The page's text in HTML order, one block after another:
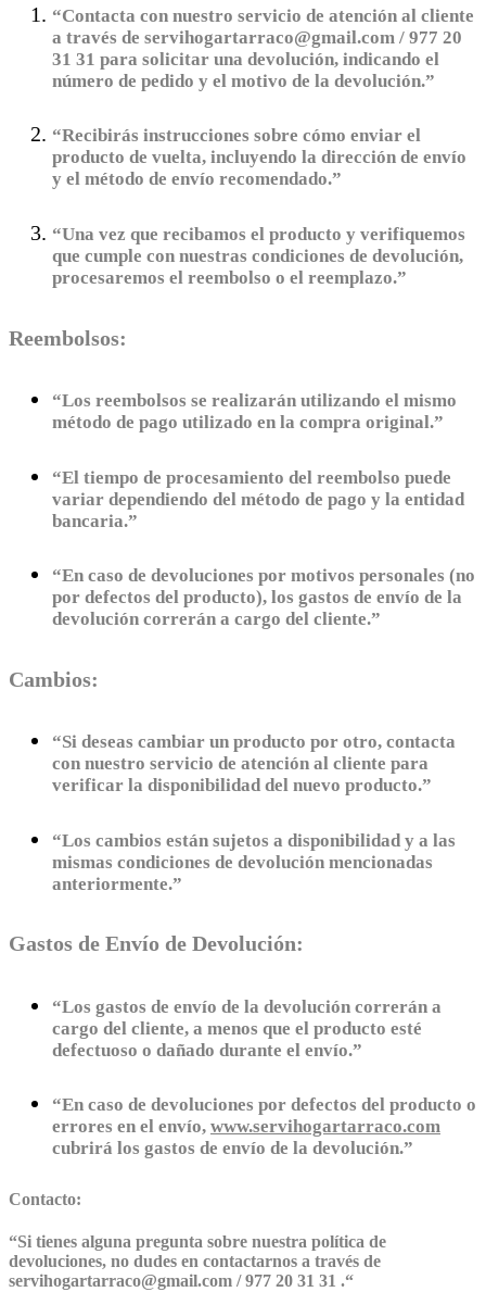
“Contacta con nuestro servicio de atención al cliente
a través de servihogartarraco@gmail.com / 977 20
31 31 para solicitar una devolución, indicando el
número de pedido y el motivo de la devolución.”
“Recibirás instrucciones sobre cómo enviar el
producto de vuelta, incluyendo la dirección de envío
y el método de envío recomendado.”
“Una vez que recibamos el producto y verifiquemos
que cumple con nuestras condiciones de devolución,
procesaremos el reembolso o el reemplazo.”
Reembolsos:
“Los reembolsos se realizarán utilizando el mismo
método de pago utilizado en la compra original.”
“El tiempo de procesamiento del reembolso puede
variar dependiendo del método de pago y la entidad
bancaria.”
“En caso de devoluciones por motivos personales (no
por defectos del producto), los gastos de envío de la
devolución correrán a cargo del cliente.”
Cambios:
“Si deseas cambiar un producto por otro, contacta
con nuestro servicio de atención al cliente para
verificar la disponibilidad del nuevo producto.”
“Los cambios están sujetos a disponibilidad y a las
mismas condiciones de devolución mencionadas
anteriormente.”
Gastos de Envío de Devolución:
“Los gastos de envío de la devolución correrán a
cargo del cliente, a menos que el producto esté
defectuoso o dañado durante el envío.”
“En caso de devoluciones por defectos del producto o
errores en el envío, www.servihogartarraco.com
cubrirá los gastos de envío de la devolución.”
Contacto:
“Si tienes alguna pregunta sobre nuestra política de
devoluciones, no dudes en contactarnos a través de
servihogartarraco@gmail.com / 977 20 31 31 .“